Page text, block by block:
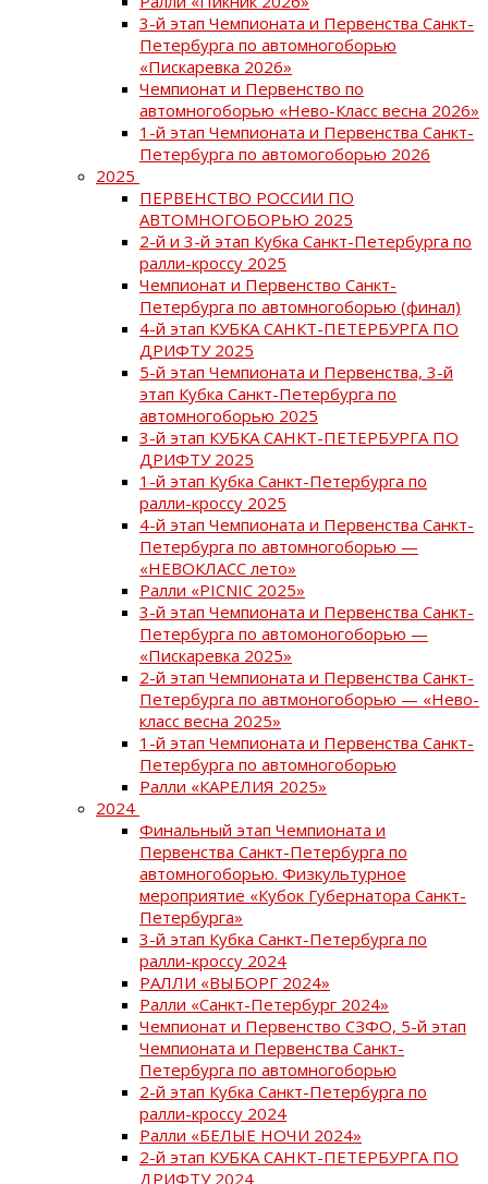
3-й этап Чемпионата и Первенства Санкт-
Петербурга по автомногоборью
«Пискаревка 2026»
Чемпионат и Первенство по
автомногоборью «Нево-Класс весна 2026»
1-й этап Чемпионата и Первенства Санкт-
Петербурга по автомогоборью 2026
2025
ПЕРВЕНСТВО РОССИИ ПО
АВТОМНОГОБОРЬЮ 2025
2-й и 3-й этап Кубка Санкт-Петербурга по
ралли-кроссу 2025
Чемпионат и Первенство Санкт-
Петербурга по автомногоборью (финал)
4-й этап КУБКА САНКТ-ПЕТЕРБУРГА ПО
ДРИФТУ 2025
5-й этап Чемпионата и Первенства, 3-й
этап Кубка Санкт-Петербурга по
автомногоборью 2025
3-й этап КУБКА САНКТ-ПЕТЕРБУРГА ПО
ДРИФТУ 2025
1-й этап Кубка Санкт-Петербурга по
ралли-кроссу 2025
4-й этап Чемпионата и Первенства Санкт-
Петербурга по автомногоборью —
«НЕВОКЛАСС лето»
Ралли «PICNIC 2025»
3-й этап Чемпионата и Первенства Санкт-
Петербурга по автомоногоборью —
«Пискаревка 2025»
2-й этап Чемпионата и Первенства Санкт-
Петербурга по автмоногоборью — «Нево-
класс весна 2025»
1-й этап Чемпионата и Первенства Санкт-
Петербурга по автомногоборью
Ралли «КАРЕЛИЯ 2025»
2024
Финальный этап Чемпионата и
Первенства Санкт-Петербурга по
автомногоборью. Физкультурное
мероприятие «Кубок Губернатора Санкт-
Петербурга»
3-й этап Кубка Санкт-Петербурга по
ралли-кроссу 2024
РАЛЛИ «ВЫБОРГ 2024»
Ралли «Санкт-Петербург 2024»
Чемпионат и Первенство СЗФО, 5-й этап
Чемпионата и Первенства Санкт-
Петербурга по автомногоборью
2-й этап Кубка Санкт-Петербурга по
ралли-кроссу 2024
Ралли «БЕЛЫЕ НОЧИ 2024»
2-й этап КУБКА САНКТ-ПЕТЕРБУРГА ПО
ДРИФТУ 2024